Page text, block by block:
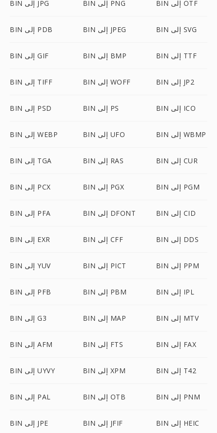
BIN إلى JPG BIN إلى PNG BIN إلى OTF
BIN إلى PDB BIN إلى JPEG BIN إلى SVG
BIN إلى GIF BIN إلى BMP BIN إلى TTF
BIN إلى TIFF BIN إلى WOFF BIN إلى JP2
BIN إلى PSD BIN إلى PS BIN إلى ICO
BIN إلى WEBP BIN إلى UFO BIN إلى WBMP
BIN إلى TGA BIN إلى RAS BIN إلى CUR
BIN إلى PCX BIN إلى PGX BIN إلى PGM
BIN إلى PFA BIN إلى DFONT BIN إلى CID
BIN إلى EXR BIN إلى CFF BIN إلى DDS
BIN إلى YUV BIN إلى PICT BIN إلى PPM
BIN إلى PFB BIN إلى PBM BIN إلى IPL
BIN إلى G3 BIN إلى MAP BIN إلى MTV
BIN إلى AFM BIN إلى FTS BIN إلى FAX
BIN إلى UYVY BIN إلى XPM BIN إلى T42
BIN إلى PAL BIN إلى OTB BIN إلى PNM
BIN إلى JPE BIN إلى JFIF BIN إلى HEIC